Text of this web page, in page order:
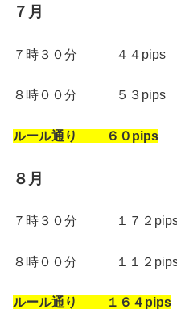
７月
７時３０分 ４４pips
８時００分 ５３pips
ルール通り ６０pips
８月
７時３０分 １７２
８時００分 １１２
ルール通り １６４pips